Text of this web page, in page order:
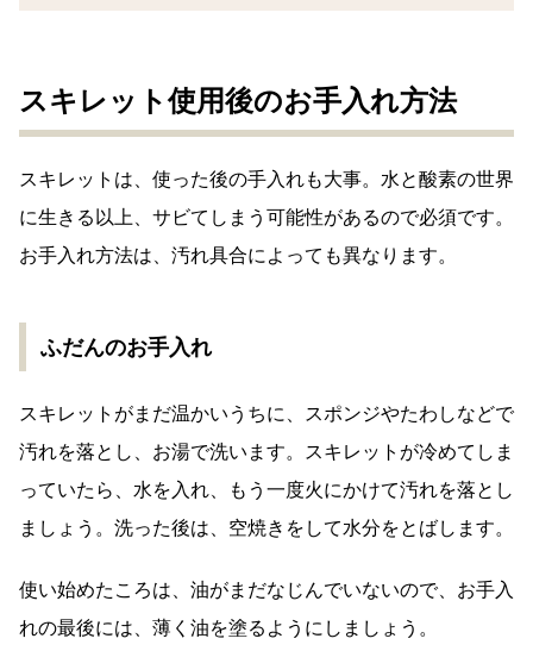
スキレット使用後のお手入れ方法
スキレットは、使った後の手入れも大事。水と酸素の世界
に生きる以上、サビてしまう可能性があるので必須です。
お手入れ方法は、汚れ具合によっても異なります。
ふだんのお手入れ
スキレットがまだ温かいうちに、スポンジやたわしなどで
汚れを落とし、お湯で洗います。スキレットが冷めてしま
っていたら、水を入れ、もう一度火にかけて汚れを落とし
ましょう。洗った後は、空焼きをして水分をとばします。
使い始めたころは、油がまだなじんでいないので、お手入
れの最後には、薄く油を塗るようにしましょう。